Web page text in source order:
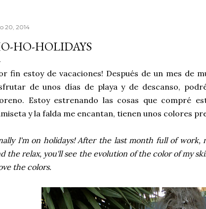
20, 2014
HO-HOLIDAYS
fin estoy de vacaciones! Después de un mes de
de unos días de playa y de descanso,
Estoy estrenando las cosas que compré
y la falda me encantan, tienen unos colores
I'm on holidays! After the last month full of work,
the relax, you'll see the evolution of the color of my
the colors.